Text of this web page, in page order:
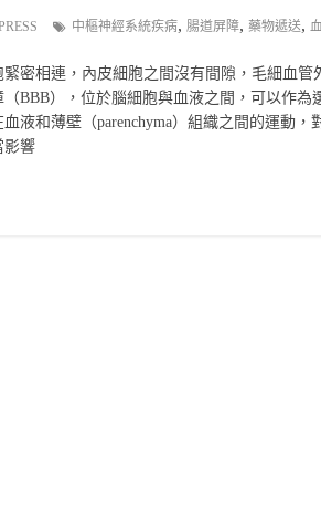
中樞神經系統疾病, 腸道屏障, 藥物遞送,
密相連，內皮細胞之間沒有間隙，毛細血
BBB），位於腦細胞與血液之間，可以作
液和薄壁（parenchyma）組織之間的運動
影響